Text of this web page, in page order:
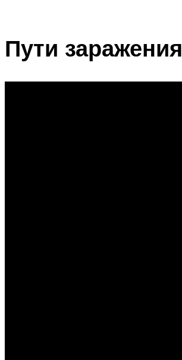
Пути заражения